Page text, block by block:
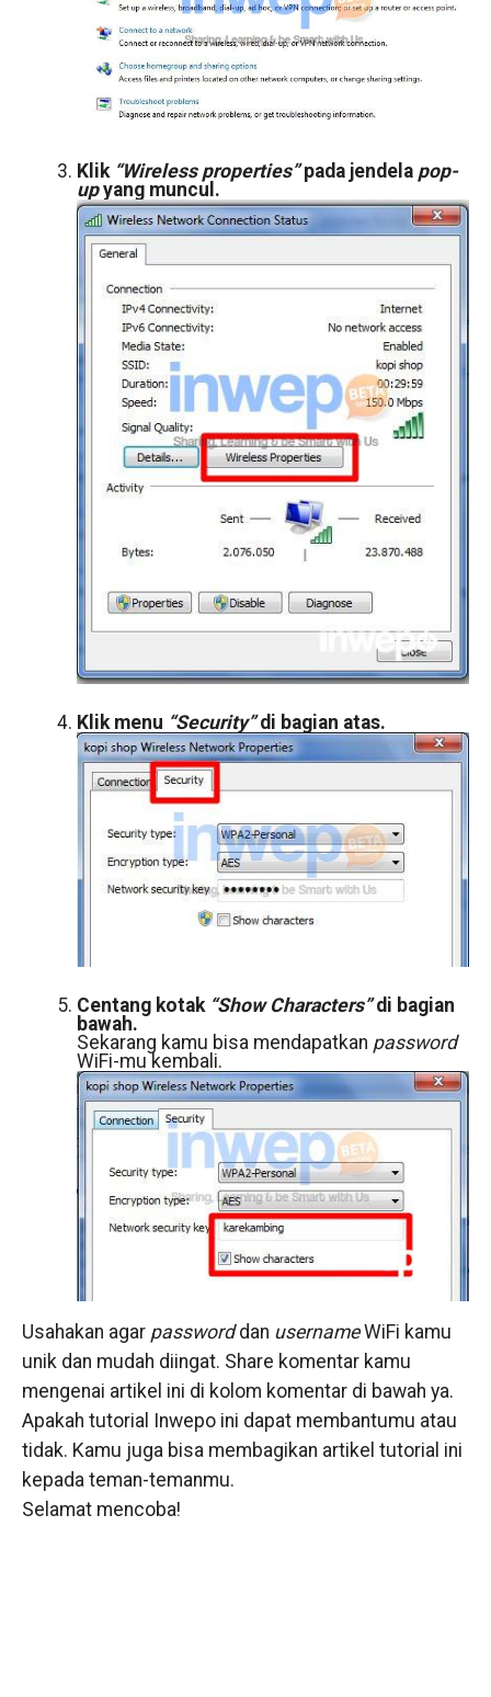
Klik “Wireless properties”pada jendela pop-
upyang muncul.
Klik menu “Security”di bagian atas.
Centang kotak “Show Characters”di bagian
bawah.
Sekarang kamu bisa mendapatkan password
WiFi-mu kembali.
Usahakan agar passworddan usernameWiFi kamu
unik dan mudah diingat. Share komentar kamu
mengenai artikel ini di kolom komentar di bawah ya.
Apakah tutorial Inwepo ini dapat membantumu atau
tidak. Kamu juga bisa membagikan artikel tutorial ini
kepada teman-temanmu.
Selamat mencoba!